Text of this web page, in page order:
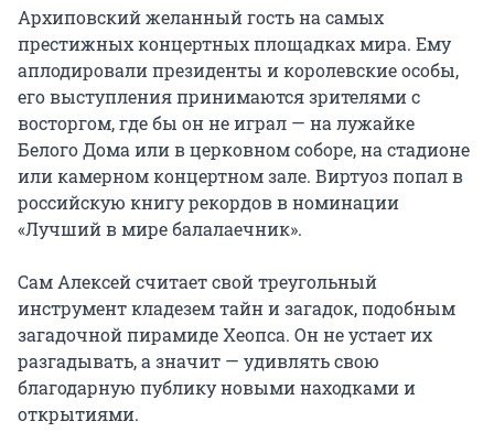
Архиповский желанный гость на самых
престижных концертных площадках мира. Ему
аплодировали президенты и королевские особы,
его выступления принимаются зрителями с
восторгом, где бы он не играл — на лужайке
Белого Дома или в церковном соборе, на стадионе
или камерном концертном зале. Виртуоз попал в
российскую книгу рекордов в номинации
«Лучший в мире балалаечник».
Сам Алексей считает свой треугольный
инструмент кладезем тайн и загадок, подобным
загадочной пирамиде Хеопса. Он не устает их
разгадывать, а значит — удивлять свою
благодарную публику новыми находками и
открытиями.